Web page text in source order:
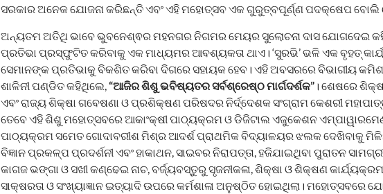
ସରକାର ଅନେକ ଯୋଜନା କରିଛନ୍ତି ଏବଂ ଏହି ମହୋତ୍ସବ ଏକ ଗୁରୁତ୍ବପୂର୍ଣ୍ଣ ପଦକ୍ଷେପ ବୋଲି
ଅନ୍ୟତମ ଅତିଥି ଭାବେ ଭୁବନେଶ୍ଵର ମହନଗର ନିଗମର ମେୟର ସୁଲୋଚନା ଦାସ ଯୋଗଦେଇ
ପ୍ରତିଭା ପ୍ରସ୍ଫୁଟିତ କରିବାକୁ ଏକ ମାଧ୍ୟମର ଆବଶ୍ୟକ‌ତା ଥାଏ। ‘ସୁରଭି’ ଭଳି ଏକ ବୃହତ୍
ସେମାନଙ୍କ ପ୍ରତିଭାକୁ ବିକଶିତ କରିବା ଦିଗରେ ସହାୟକ ହେବ। ଏହି ଅବସରରେ ବିଭାଗୀୟ
ଶାଳିନୀ ପଣ୍ଡିତ କହିଥିଲେ, “ଆଜିର ଶିଶୁ ଭବିଷ୍ୟତର ସର୍ବଶ୍ରେଷ୍ଠ ମାର୍ଗଦର୍ଶକ”। ଶେଷରେ
ଏବଂ ରାଜ୍ୟ ଶିକ୍ଷା ଗବେଷଣା ଓ ପ୍ରଶିକ୍ଷଣ ପରିଷଦର ନିର୍ଦ୍ଦେଶକ ସଂଗ୍ରାମ କେଶରୀ
ତେବେ ଏହି ଶିଶୁ ମହୋତ୍ସବରେ ଆକାଂକ୍ଷୀ ପାଠ୍ୟକ୍ରମ ଓ ଡିଜିଟାଲ ଏଜୁକେଶନ
ପାଠ୍ୟକ୍ରମ ସମେତ ଗୋଦାବରୀଶ ମିଶ୍ର ଆଦର୍ଶ ପ୍ରାଥମିକ ବିଦ୍ୟାଳୟର ଝଲକ ଦେଖ‌ିବାକୁ
ବିଜ୍ଞାନ ପ୍ରକଳ୍ପ ପ୍ରଦର୍ଶନୀ ଏବଂ ହାକାଥନ, ସାଇବର ନିରାପତ୍ତା, ହଜିଯାଇଥିବା ପୁରାତନ
କାଗଜ ଭଙ୍ଗା ଓ ସଖୀ କଣ୍ଢେଇ ନାଚ, ବର୍ଜ୍ୟବସ୍ତୁରୁ ସୃଜନୀକଳା, ଶିକ୍ଷା ଓ ଶିକ୍ଷଣ
ସାକ୍ଷରତା ଓ ସଂଖ୍ୟାଜ୍ଞାନ ଇତ୍ୟାଦି ଉପରେ କର୍ମଶାଳା ଅନୁଷ୍ଠିତ ହୋଇଥିଲା। ମହୋତ୍ସବରେ